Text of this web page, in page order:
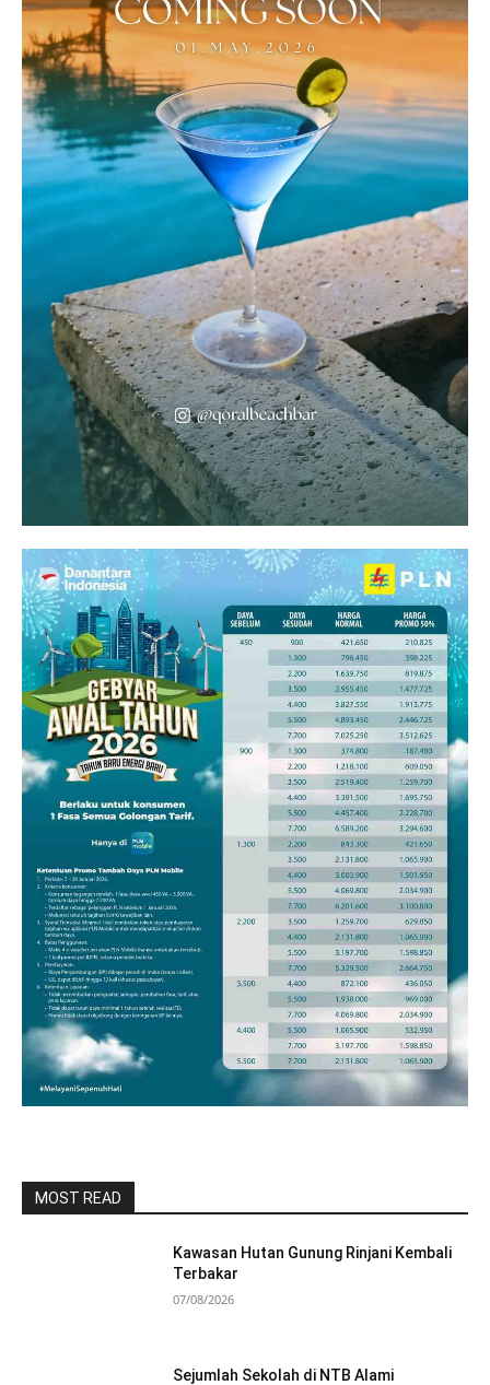
MOST READ
Kawasan Hutan Gunung Rinjani Kembali
Terbakar
07/08/2026
Sejumlah Sekolah di NTB Alami